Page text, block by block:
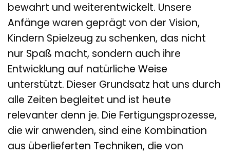
bewahrt und weiterentwickelt. Unsere
Anfänge waren geprägt von der Vision,
Kindern Spielzeug zu schenken, das nicht
nur Spaß macht, sondern auch ihre
Entwicklung auf natürliche Weise
unterstützt. Dieser Grundsatz hat uns durch
alle Zeiten begleitet und ist heute
relevanter denn je. Die Fertigungsprozesse,
die wir anwenden, sind eine Kombination
aus überlieferten Techniken, die von